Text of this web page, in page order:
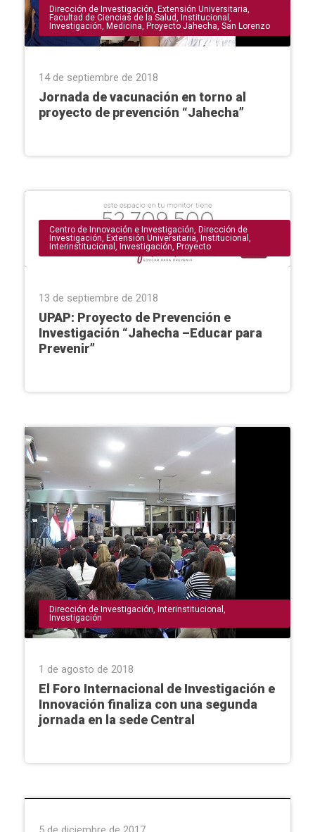
Dirección de Investigación Extensión Universitaria
Facultad de Ciencias de la Salud Institucional
Investigación Medicina Proyecto Jahecha San Lorenzo
14 de septiembre de 2018
Jornada de vacunación en torno al
proyecto de prevención “Jahecha”
Centro de Innovación e Investigación, Dirección de
Investigación, Extensión Universitaria, Institucional ,
Interinstitucional , Investigación, Proyecto
13 de septiembre de 2018
UPAP: Proyecto de Prevención e
Investigación “Jahecha –Educar para
Prevenir”
Dirección de Investigación, Interinstitucional ,
Investigación
1 de agosto de 2018
El Foro Internacional de Investigación e
Innovación finaliza con una segunda
jornada en la sede Central